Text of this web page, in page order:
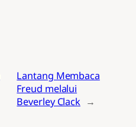
Lantang Membaca
Freud melalui
Beverley Clack →